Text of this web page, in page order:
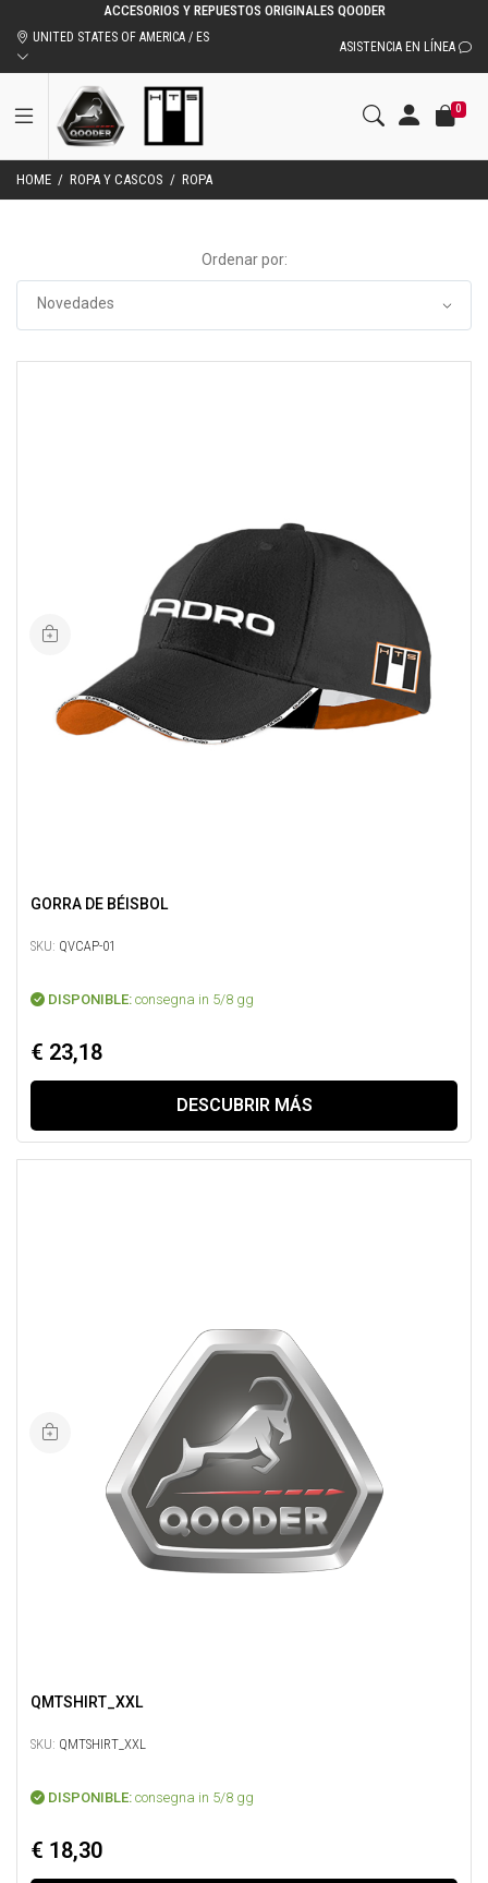
ACCESORIOS Y REPUESTOS ORIGINALES QOODER
UNITED STATES OF AMERICA / ES
ASISTENCIA EN LÍNEA
0
HOME / ROPA Y CASCOS / ROPA
Ordenar por:
GORRA DE BÉISBOL
SKU: QVCAP-01
DISPONIBLE: consegna in 5/8 gg
€ 23,18
DESCUBRIR MÁS
QMTSHIRT_XXL
SKU: QMTSHIRT_XXL
DISPONIBLE: consegna in 5/8 gg
€ 18,30